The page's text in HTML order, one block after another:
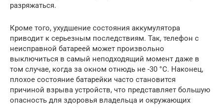
разряжаться.
Кроме того, ухудшение состояния аккумулятора
приводит к серьезным последствиям. Так, телефон с
неисправной батареей может произвольно
выключиться в самый неподходящий момент даже в
том случае, когда за окном отнюдь не -30 °C. Наконец,
плохое состояние батарейки часто становится
причиной взрыва устройств, что представляет большую
опасность для здоровья владельца и окружающих